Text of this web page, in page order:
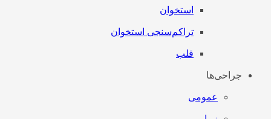
استخوان
تراکم‌سنجی استخوان
قلب
جراحی‌ها
عمومی